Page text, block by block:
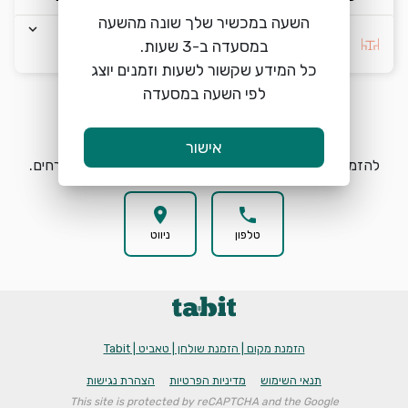
keyboard_arrow_down
בחרו העדפה *
להזמנת מקום בקפה בגולף בחרו תאריך, שעה וכמות אורחים.
phone
טלפון
location_on
ניווט
הזמנת מקום | הזמנת שולחן | טאביט | Tabit
תנאי השימוש מדיניות הפרטיות הצהרת נגישות
This site is protected by reCAPTCHA and the Google
השעה במכשיר שלך שונה מהשעה
כל המידע שקשור לשעות וזמנים יוצג
לפי השעה במסעדה
אישור